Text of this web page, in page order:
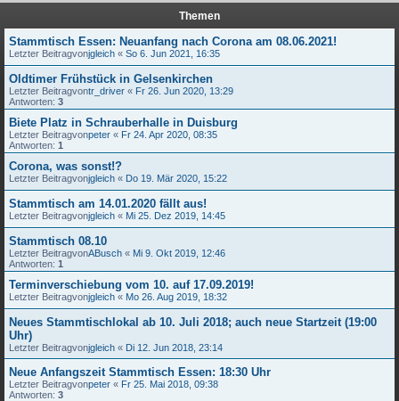
Themen
Stammtisch Essen: Neuanfang nach Corona am 08.06.2021!
Letzter Beitragvonjgleich « So 6. Jun 2021, 16:35
Oldtimer Frühstück in Gelsenkirchen
Letzter Beitragvontr_driver « Fr 26. Jun 2020, 13:29
Antworten: 3
Biete Platz in Schrauberhalle in Duisburg
Letzter Beitragvonpeter « Fr 24. Apr 2020, 08:35
Antworten: 1
Corona, was sonst!?
Letzter Beitragvonjgleich « Do 19. Mär 2020, 15:22
Stammtisch am 14.01.2020 fällt aus!
Letzter Beitragvonjgleich « Mi 25. Dez 2019, 14:45
Stammtisch 08.10
Letzter BeitragvonABusch « Mi 9. Okt 2019, 12:46
Antworten: 1
Terminverschiebung vom 10. auf 17.09.2019!
Letzter Beitragvonjgleich « Mo 26. Aug 2019, 18:32
Neues Stammtischlokal ab 10. Juli 2018; auch neue Startzeit (19:00
Uhr)
Letzter Beitragvonjgleich « Di 12. Jun 2018, 23:14
Neue Anfangszeit Stammtisch Essen: 18:30 Uhr
Letzter Beitragvonpeter « Fr 25. Mai 2018, 09:38
Antworten: 3